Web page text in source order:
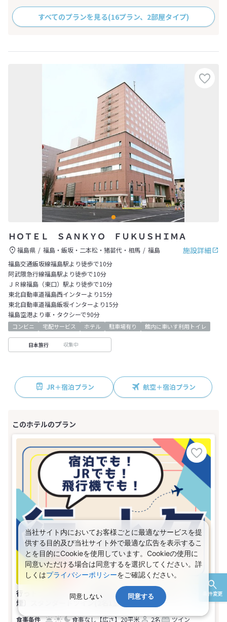
条件変更
すべてのプランを見る(16プラン、2部屋タイプ)
ＨＯＴＥＬ ＳＡＮＫＹＯ ＦＵＫＵＳＨＩＭＡ
施設詳細
福島県 福島・飯坂・二本松・猪苗代・相馬
福島
福島交通飯坂線福島駅より徒歩で10分
阿武隈急行線福島駅より徒歩で10分
ＪＲ線福島（東口）駅より徒歩で10分
東北自動車道福島西インターより15分
東北自動車道福島飯坂インターより15分
福島空港より車・タクシーで90分
コンビニ 宅配サービス ホテル 駐車場有り 館内に車いす利用トイレ
日本旅行 収集中
JR＋宿泊プラン 航空＋宿泊プラン
行っトク♪東北☆ 【早期申込】21日前までがお得♪―〔喫
煙〕スタンダードツイン(2名1室)
食事なし【広さ】20平米 2名 ツイン
当社サイト内においてお客様ごとに最適なサービスを提
供する目的及び当社サイト外で最適な広告を表示するこ
とを目的にCookieを使用しています。Cookieの使用に
同意いただける場合は同意するを選択してください。詳
しくはプライバシーポリシーをご確認ください。
同意しない 同意する